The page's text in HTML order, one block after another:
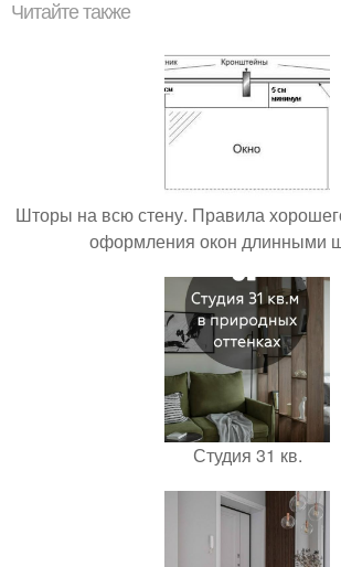
Читайте также
Шторы на всю стену. Правила
оформления окон длинными
Студия 31 кв.